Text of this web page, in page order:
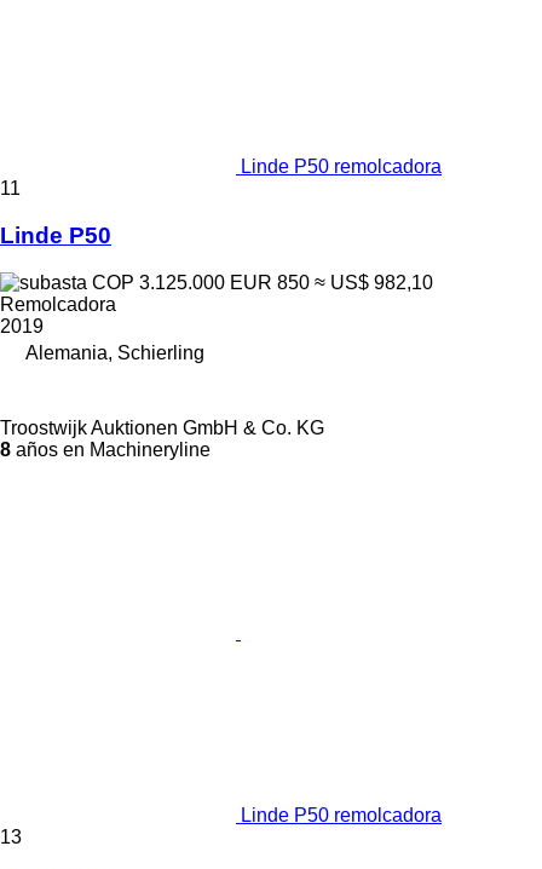
Linde P50 remolcadora
11
Linde P50
COP 3.125.000 EUR 850 ≈ US$ 982,10
Remolcadora
2019
Alemania, Schierling
Troostwijk Auktionen GmbH & Co. KG
8 años en Machineryline
Linde P50 remolcadora
13